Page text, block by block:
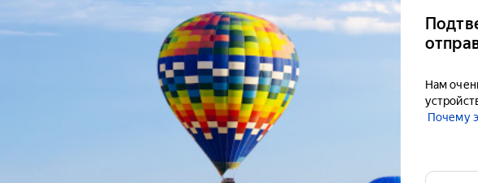
Нам
Почему